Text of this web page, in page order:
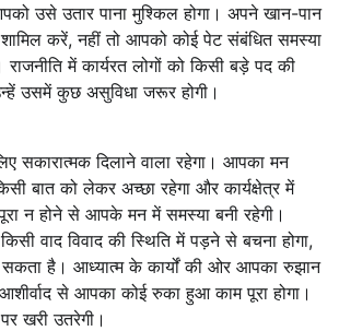
उसे उतार पाना मुश्किल होगा। अपने खान-पान
करें, नहीं तो आपको कोई पेट संबंधित समस्या
में कार्यरत लोगों को किसी बड़े पद की
उसमें कुछ असुविधा जरूर होगी।
सकारात्मक दिलाने वाला रहेगा। आपका मन
बात को लेकर अच्छा रहेगा और कार्यक्षेत्र में
न होने से आपके मन में समस्या बनी रहेगी।
वाद विवाद की स्थिति में पड़ने से बचना होगा,
सकता है। आध्यात्म के कार्यों की ओर आपका रुझान
से आपका कोई रुका हुआ काम पूरा होगा।
खरी उतरेगी।